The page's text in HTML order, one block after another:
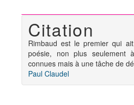
Citation
Rimbaud est le premier qui
poésie, non plus seulement
connues mais à une tâche de
Paul Claudel